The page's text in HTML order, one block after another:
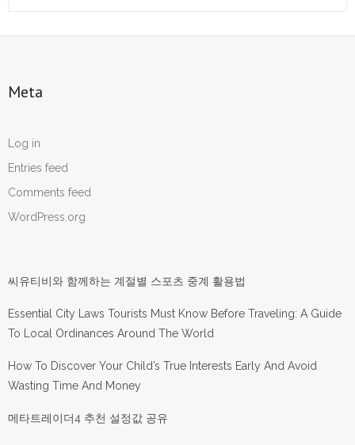
Meta
Log in
Entries feed
Comments feed
WordPress.org
씨유티비와 함께하는 계절별 스포츠 중계 활용법
Essential City Laws Tourists Must Know Before Traveling: A Guide
To Local Ordinances Around The World
How To Discover Your Child’s True Interests Early And Avoid
Wasting Time And Money
메타트레이더4 추천 설정값 공유